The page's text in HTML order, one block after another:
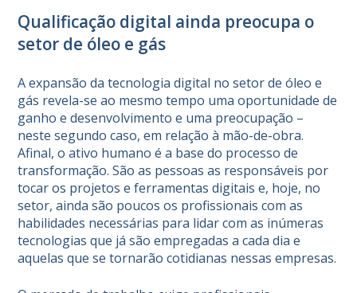
Qualificação digital ainda preocupa o
setor de óleo e gás
A expansão da tecnologia digital no setor de óleo e
gás revela-se ao mesmo tempo uma oportunidade de
ganho e desenvolvimento e uma preocupação –
neste segundo caso, em relação à mão-de-obra.
Afinal, o ativo humano é a base do processo de
transformação. São as pessoas as responsáveis por
tocar os projetos e ferramentas digitais e, hoje, no
setor, ainda são poucos os profissionais com as
habilidades necessárias para lidar com as inúmeras
tecnologias que já são empregadas a cada dia e
aquelas que se tornarão cotidianas nessas empresas.